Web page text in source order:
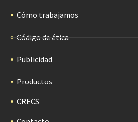
Cómo trabajamos
Código de ética
Publicidad
Productos
CRECS